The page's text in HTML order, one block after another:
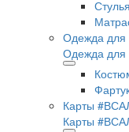
Одежда для
Одежда для
Карты
Карты